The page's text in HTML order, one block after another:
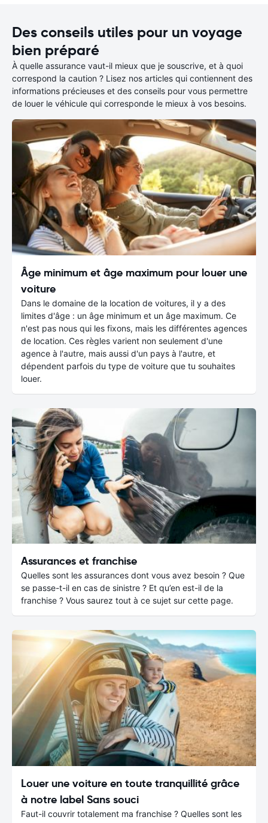
Des conseils utiles pour un voyage
bien préparé
À quelle assurance vaut-il mieux que je souscrive, et à quoi
correspond la caution ? Lisez nos articles qui contiennent des
informations précieuses et des conseils pour vous permettre
de louer le véhicule qui corresponde le mieux à vos besoins.
Âge minimum et âge maximum pour louer une
voiture
Dans le domaine de la location de voitures, il y a des
limites d'âge : un âge minimum et un âge maximum. Ce
n'est pas nous qui les fixons, mais les différentes agences
de location. Ces règles varient non seulement d'une
agence à l'autre, mais aussi d'un pays à l'autre, et
dépendent parfois du type de voiture que tu souhaites
louer.
Assurances et franchise
Quelles sont les assurances dont vous avez besoin ? Que
se passe-t-il en cas de sinistre ? Et qu’en est-il de la
franchise ? Vous saurez tout à ce sujet sur cette page.
Louer une voiture en toute tranquillité grâce
à notre label Sans souci
Faut-il couvrir totalement ma franchise ? Quelles sont les